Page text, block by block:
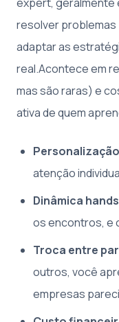
resolver
adaptar as
real.Acontece em
mas são raras) e
ativa de quem
atenção
Dinâmica
os encontros, e
Troca entre
outros, você
empresas